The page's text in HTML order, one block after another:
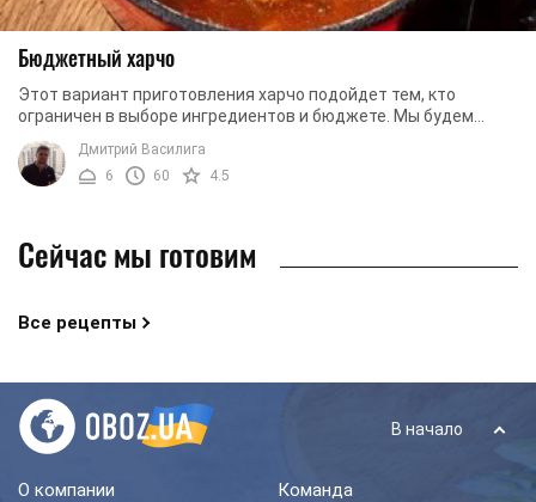
Бюджетный харчо
Этот вариант приготовления харчо подойдет тем, кто
ограничен в выборе ингредиентов и бюджете. Мы будем
использовать максимально доступные продукты ...
Дмитрий Василига
6
60 4.5
Сейчас мы готовим
Все рецепты
В начало
О компании Команда